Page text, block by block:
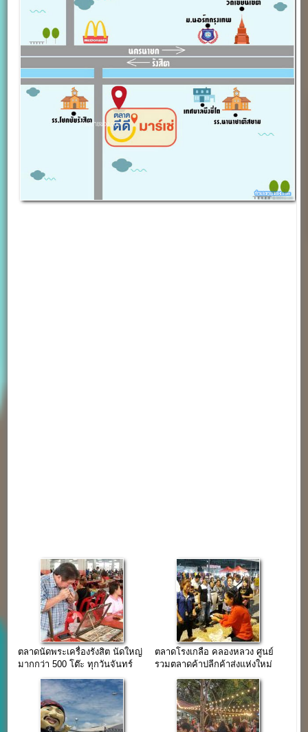
ตลาดนัดพระเครื่องรังสิต นัดใหญ่
มากกว่า 500 โต๊ะ ทุกวันจันทร์
และวันเสาร์
ตลาดโรงเกลือ คลองหลวง ศูนย์
รวมตลาดค้าปลีกค้าส่งแห่งใหม่
จ.ปทุมธานี